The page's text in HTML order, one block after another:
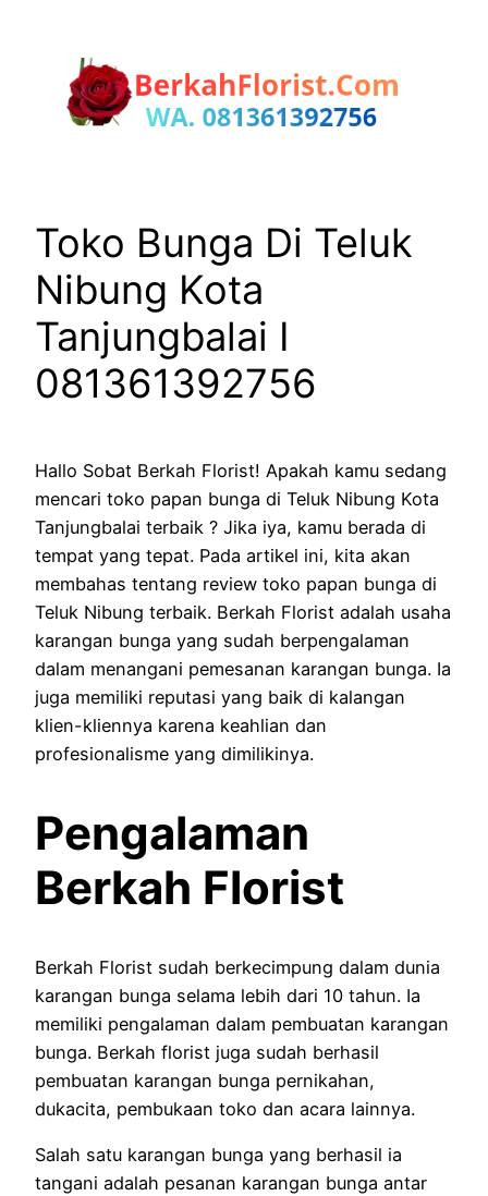
Toko Bunga Di Teluk
Nibung Kota
Tanjungbalai I
081361392756
Hallo Sobat Berkah Florist! Apakah kamu sedang
mencari toko papan bunga di Teluk Nibung Kota
Tanjungbalai terbaik ? Jika iya, kamu berada di
tempat yang tepat. Pada artikel ini, kita akan
membahas tentang review toko papan bunga di
Teluk Nibung terbaik. Berkah Florist adalah usaha
karangan bunga yang sudah berpengalaman
dalam menangani pemesanan karangan bunga. Ia
juga memiliki reputasi yang baik di kalangan
klien-kliennya karena keahlian dan
profesionalisme yang dimilikinya.
Pengalaman
Berkah Florist
Berkah Florist sudah berkecimpung dalam dunia
karangan bunga selama lebih dari 10 tahun. Ia
memiliki pengalaman dalam pembuatan karangan
bunga. Berkah florist juga sudah berhasil
pembuatan karangan bunga pernikahan,
dukacita, pembukaan toko dan acara lainnya.
Salah satu karangan bunga yang berhasil ia
tangani adalah pesanan karangan bunga antar